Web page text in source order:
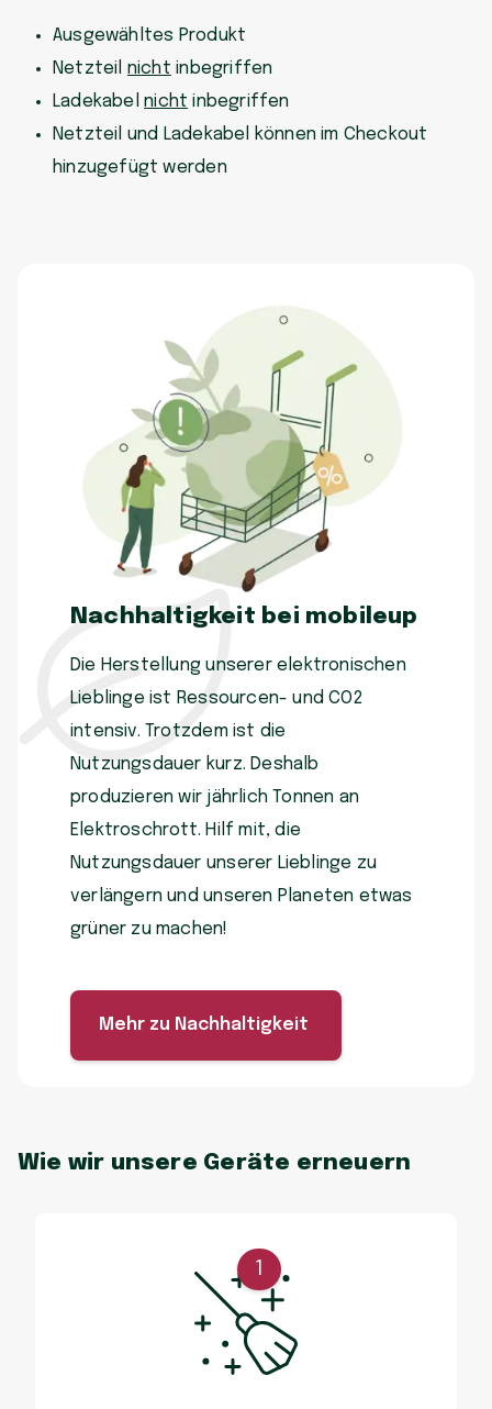
Ausgewähltes Produkt
Netzteil nicht inbegriffen
Ladekabelnicht inbegriffen
Netzteil und Ladekabel können im Checkout
hinzugefügt werden
Nachhaltigkeit bei mobileup
Die Herstellung unserer elektronischen
Lieblinge ist Ressourcen- und CO2
intensiv. Trotzdem ist die
Nutzungsdauer kurz. Deshalb
produzieren wir jährlich Tonnen an
Elektroschrott. Hilf mit, die
Nutzungsdauer unserer Lieblinge zu
verlängern und unseren Planeten etwas
grüner zu machen!
Mehr zu Nachhaltigkeit
Wie wir unsere Geräte erneuern